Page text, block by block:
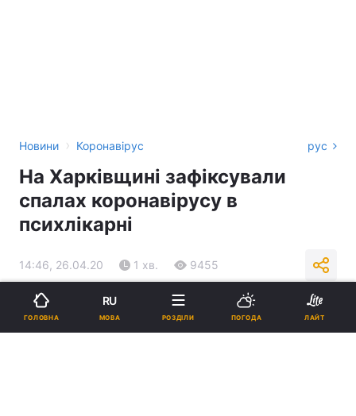
Новини › Коронавірус рус
На Харківщині зафіксували
спалах коронавірусу в
психлікарні
14:46, 26.04.20 1 хв. 9455
Підпишіться на нас в Google
ГОЛОВНА
RU
МОВА РОЗДІЛИ ПОГОДА ЛАЙТ